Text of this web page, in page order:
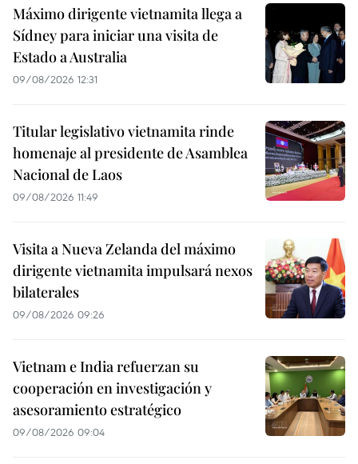
Máximo dirigente vietnamita llega a
Sídney para iniciar una visita de
Estado a Australia
09/08/2026 12:31
Titular legislativo vietnamita rinde
homenaje al presidente de Asamblea
Nacional de Laos
09/08/2026 11:49
Visita a Nueva Zelanda del máximo
dirigente vietnamita impulsará nexos
bilaterales
09/08/2026 09:26
Vietnam e India refuerzan su
cooperación en investigación y
asesoramiento estratégico
09/08/2026 09:04